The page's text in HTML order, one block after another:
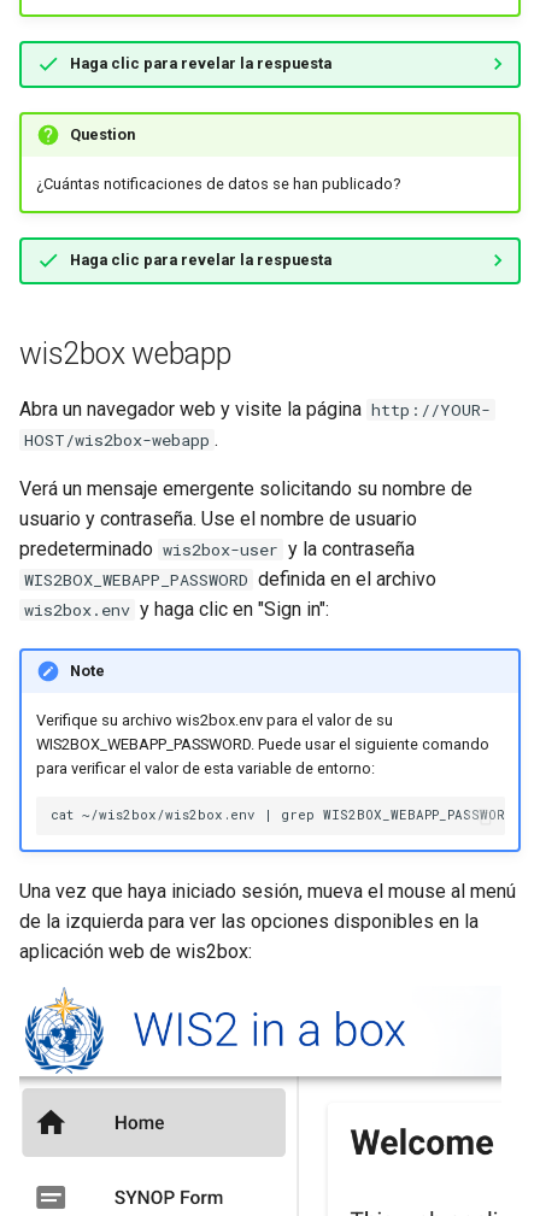
Haga clic para revelar la respuesta
Question
¿Cuántas notificaciones de datos se han publicado?
Haga clic para revelar la respuesta
wis2box webapp
Abra un navegador web y visite la página http://YOUR-
HOST/wis2box-webapp .
Verá un mensaje emergente solicitando su nombre de
usuario y contraseña. Use el nombre de usuario
predeterminado wis2box-user y la contraseña
WIS2BOX_WEBAPP_PASSWORD definida en el archivo
wis2box.env y haga clic en "Sign in":
Note
Verifique su archivo wis2box.env para el valor de su
WIS2BOX_WEBAPP_PASSWORD. Puede usar el siguiente comando
para verificar el valor de esta variable de entorno:
Una vez que haya iniciado sesión, mueva el mouse al menú
de la izquierda para ver las opciones disponibles en la
aplicación web de wis2box: